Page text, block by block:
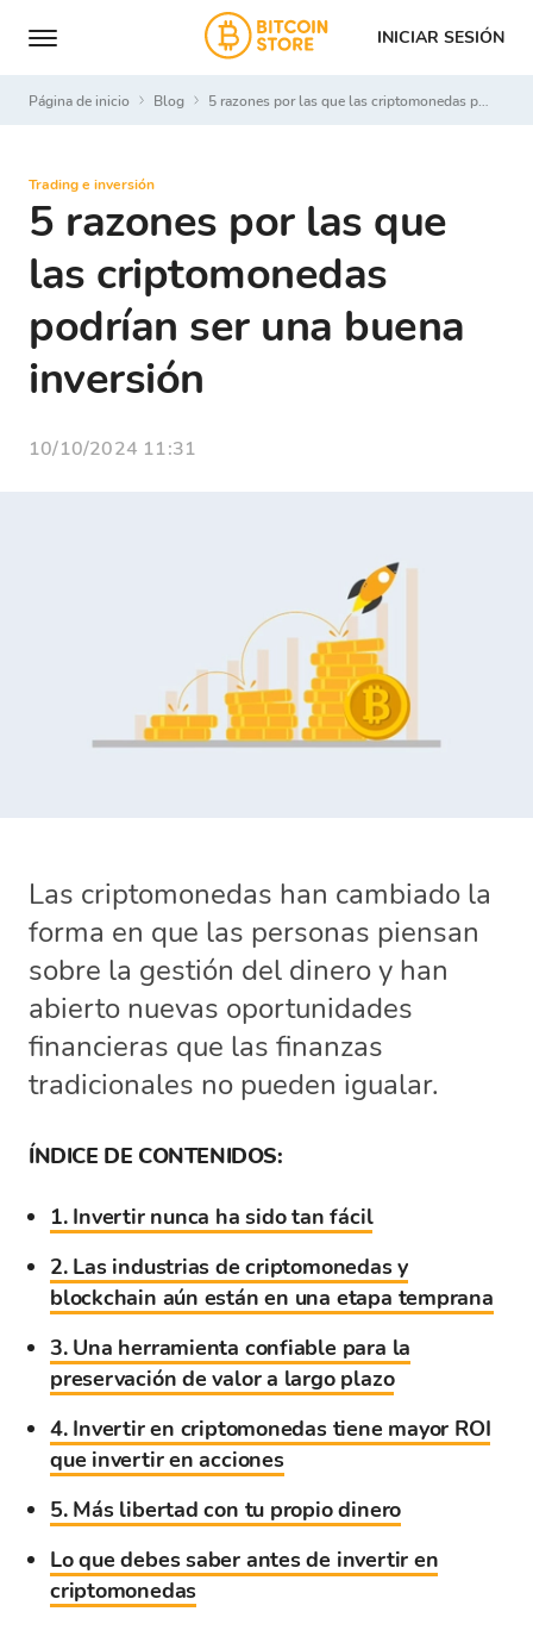
INICIAR SESIÓN
Página de inicio Blog 5 razones por las que las criptomonedas podrían ser una buena inversión
Trading e inversión
5 razones por las que
las criptomonedas
podrían ser una buena
inversión
10/10/2024 11:31
Las criptomonedas han cambiado la
forma en que las personas piensan
sobre la gestión del dinero y han
abierto nuevas oportunidades
financieras que las finanzas
tradicionales no pueden igualar.
ÍNDICE DE CONTENIDOS:
1. Invertir nunca ha sido tan fácil
2. Las industrias de criptomonedas y
blockchain aún están en una etapa temprana
3. Una herramienta confiable para la
preservación de valor a largo plazo
4. Invertir en criptomonedas tiene mayor ROI
que invertir en acciones
5. Más libertad con tu propio dinero
Lo que debes saber antes de invertir en
criptomonedas